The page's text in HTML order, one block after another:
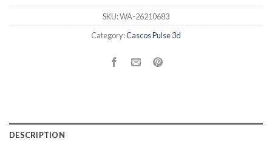
SKU:WA-26210683
Category:Cascos Pulse 3d
DESCRIPTION